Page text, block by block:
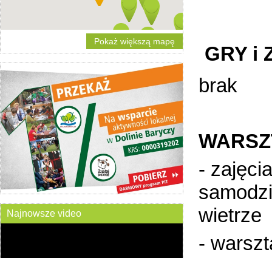
Pokaż większą mapę
Najnowsze video
GRY i
brak
-
wietrze
-